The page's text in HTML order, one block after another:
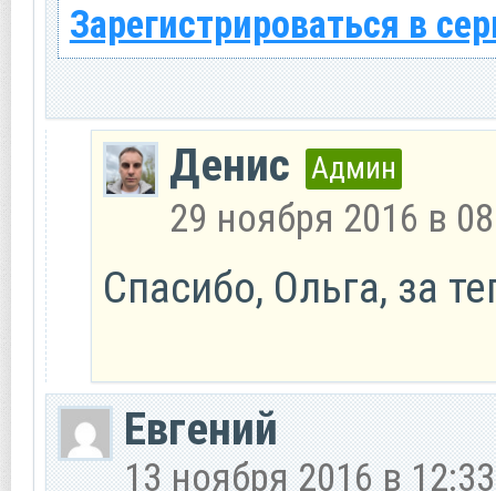
Зарегистрироваться в
Денис Админ
29 ноября 2016 в
Спасибо, Ольга, за
Евгений
13 ноября 2016 в 12:33